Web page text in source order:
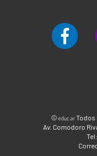
©educ.arTodos
Av. Comodoro